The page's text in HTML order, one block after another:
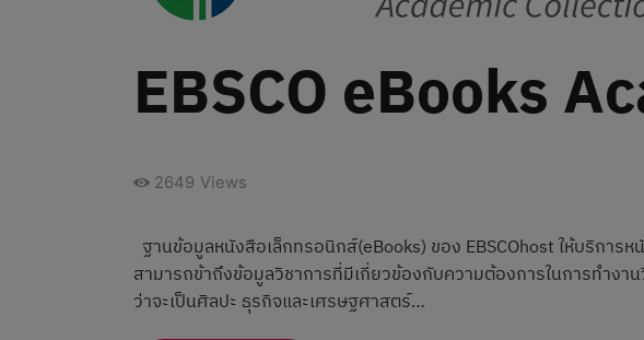
EBSCO eBooks
2649 Views
ฐานข้อมูลหนังสือเล็กทรอนิกส์(eBooks) ของ EBSCOhost ให้บริกา
สามารถข้าถึงข้อมูลวิชาการที่มีเกี่ยวข้องกับความต้องการในการทำง
ว่าจะเป็นศิลปะ ธุรกิจและเศรษฐศาสตร์…